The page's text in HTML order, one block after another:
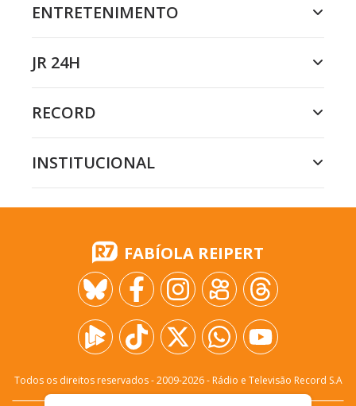
ENTRETENIMENTO
JR 24H
RECORD
INSTITUCIONAL
FABÍOLA REIPERT
Todos os direitos reservados - 2009-2026- Rádio e Televisão Record S.A